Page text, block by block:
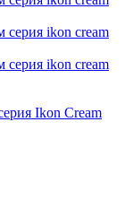
Ikon Cream